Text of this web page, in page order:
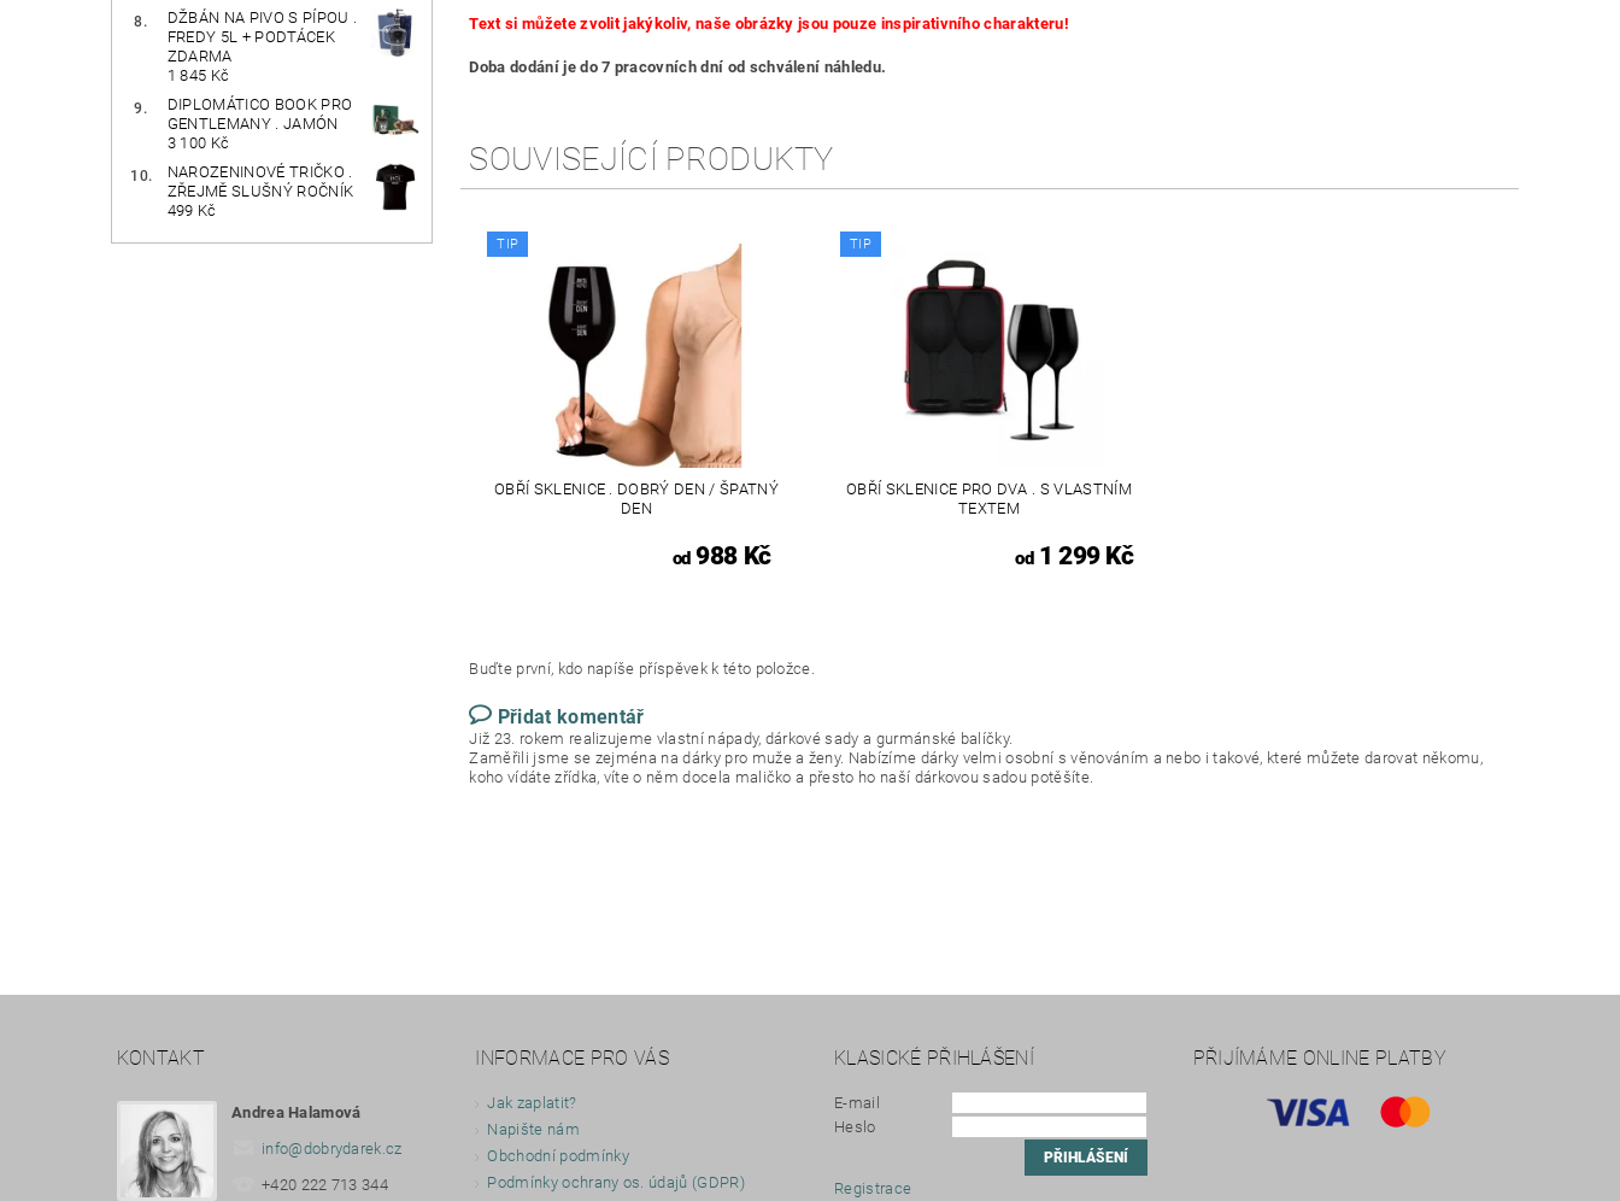
DŽBÁN NA PIVO S PÍPOU .
FREDY 5L + PODTÁCEK
ZDARMA
1 845 Kč
DIPLOMÁTICO BOOK PRO
GENTLEMANY . JAMÓN
3 100 Kč
NAROZENINOVÉ TRIČKO .
ZŘEJMĚ SLUŠNÝ ROČNÍK
499 Kč
Text si můžete zvolit jakýkoliv, naše obrázky jsou pouze inspirativního charakteru!
Doba dodání je do 7 pracovních dní od schválení náhledu.
SOUVISEJÍCÍ PRODUKTY
TIP
OBŘÍ SKLENICE . DOBRÝ DEN / ŠPATNÝ
DEN
od988 Kč
TIP
OBŘÍ SKLENICE PRO DVA . S VLASTNÍM
TEXTEM
od1 299 Kč
Buďte první, kdo napíše příspěvek k této položce.
Přidat komentář
Již 23. rokem realizujeme vlastní nápady, dárkové sady a gurmánské balíčky.
Zaměřili jsme se zejména na dárky pro muže a ženy. Nabízíme dárky velmi osobní s věnováním a nebo i takové, které můžete darovat někomu,
koho vídáte zřídka, víte o něm docela maličko a přesto ho naší dárkovou sadou potěšíte.
KONTAKT
Andrea Halamová
info@dobrydarek.cz
+420 222 713 344
INFORMACE PRO VÁS
Jak zaplatit?
Napište nám
Obchodní podmínky
Podmínky ochrany os. údajů (GDPR)
KLASICKÉ PŘIHLÁŠENÍ
E-mail
Heslo
Registrace
PŘIJÍMÁME ONLINE PLATBY